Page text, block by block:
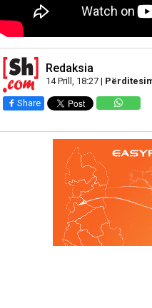
Redaksia
14 Prill, 18:27 |
Share